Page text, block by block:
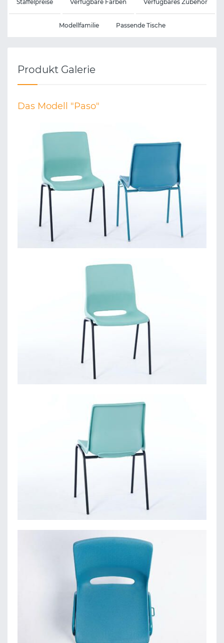
Staffelpreise Verfügbare Farben Verfügbares Zubehör
Modellfamilie Passende Tische
Produkt Galerie
Das Modell "Paso"